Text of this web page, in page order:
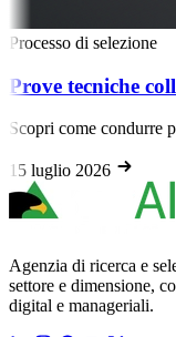
Processo di selezione
Prove tecniche
Scopri come condurre
15 luglio 2026
Agenzia di ricerca e
settore e dimensione,
digital e manageriali.